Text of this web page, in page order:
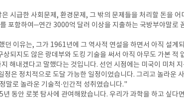
시급한 사회문제, 환경문제, 그 밖의 문제들을 처리할 돈을 어
포함하여─연간 3000억 달러 이상을 지출하는 국방부야말로
던 이유는, 그가 1961년에 그 역사적 연설을 하면서 아직 설계
되지도 않은 랑데부와 도킹 기술을 써서 아직 아무도 가본 적
해내겠다고 말했다는 것입니다. 선언 시점에는 미국이 미처
은 정치적으로 도달 가능한 일정이었습니다. 그리고 놀라운
말로 놀라운 기술적·인간적 성취였습니다."
동안 로봇 탐사에 관여해왔습니다. 우리가 과학을 하고 싶다